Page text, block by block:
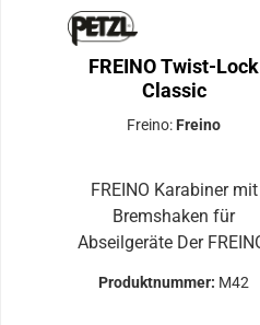
FREINO Twist-Lock
Classic
Freino: Freino
FREINO Karabiner mit
Bremshaken für
Abseilgeräte Der FREINO-
Bremsreibung beim
Produktnummer: M42